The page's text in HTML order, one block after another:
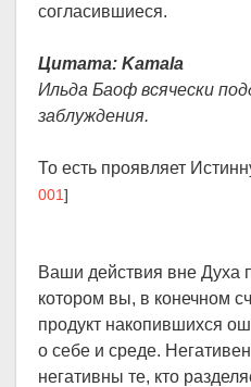
согласившиеся.
Цитата: Kamala
Ильда Баоф всячески
заблуждения.
То есть проявляет
001]
Ваши действия вне Духа
котором вы, в конечном
продукт накопившихся
о себе и среде.
негативны те, кто